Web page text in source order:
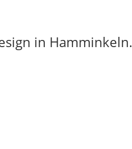
in Hamminkeln.